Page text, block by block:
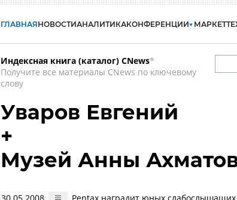
ГЛАВНАЯНОВОСТИАНАЛИТИКАКОНФЕРЕНЦИИ МАРКЕТ
Индексная книга (каталог) CNews*
Получите все материалы CNews по ключевому
слову
Уваров Евгений
+
Музей Анны